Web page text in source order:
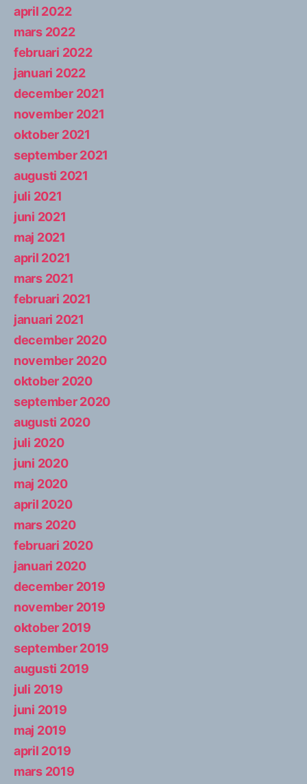
april 2022
mars 2022
februari 2022
januari 2022
december 2021
november 2021
oktober 2021
september 2021
augusti 2021
juli 2021
juni 2021
maj 2021
april 2021
mars 2021
februari 2021
januari 2021
december 2020
november 2020
oktober 2020
september 2020
augusti 2020
juli 2020
juni 2020
maj 2020
april 2020
mars 2020
februari 2020
januari 2020
december 2019
november 2019
oktober 2019
september 2019
augusti 2019
juli 2019
juni 2019
maj 2019
april 2019
mars 2019